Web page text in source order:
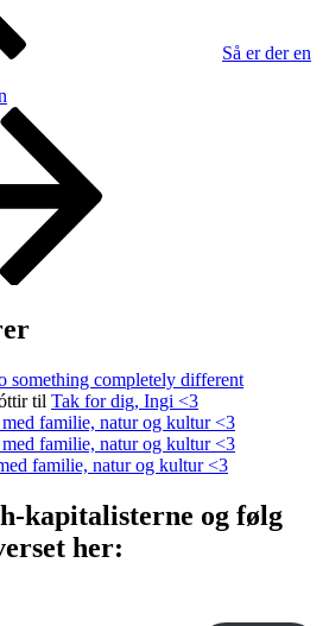
Så er der en
something completely different
til Tak for dig, Ingi <3
familie, natur og kultur <3
familie, natur og kultur <3
familie, natur og kultur <3
kapitalisterne og følg
her: